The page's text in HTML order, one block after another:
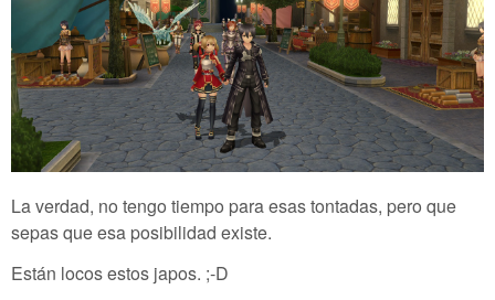
La verdad, no tengo tiempo para esas tontadas, pero que
sepas que esa posibilidad existe.
Están locos estos japos. ;-D